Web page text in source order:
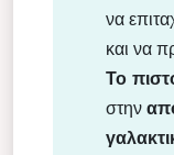
να
και να
Το
στην